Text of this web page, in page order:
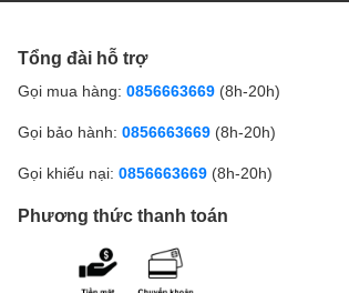
Tổng đài hỗ trợ
Gọi mua hàng: 0856663669 (8h-20h)
Gọi bảo hành: 0856663669 (8h-20h)
Gọi khiếu nại: 0856663669 (8h-20h)
Phương thức thanh toán